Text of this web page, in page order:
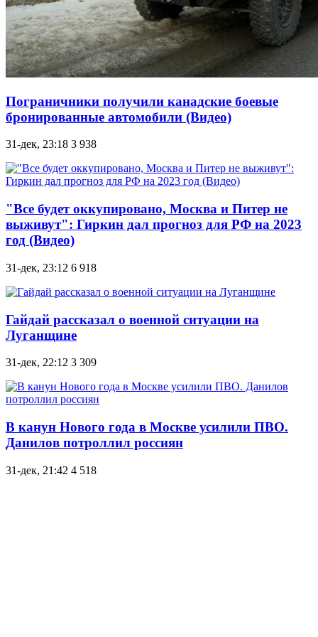
Пограничники получили канадские боевые
бронированные автомобили (Видео)
31-дек, 23:18 3 938
"Все будет оккупировано, Москва и Питер не
выживут": Гиркин дал прогноз для РФ на 2023
год (Видео)
31-дек, 23:12 6 918
Гайдай рассказал о военной ситуации на
Луганщине
31-дек, 22:12 3 309
В канун Нового года в Москве усилили ПВО.
Данилов потроллил россиян
31-дек, 21:42 4 518